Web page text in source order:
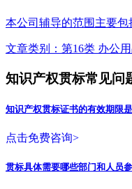
本公司辅导的范围主要包
文章类别：第16类 办公
知识产权贯标常见问
知识产权贯标证书的有效期限
点击免费咨询>
贯标具体需要哪些部门和人员